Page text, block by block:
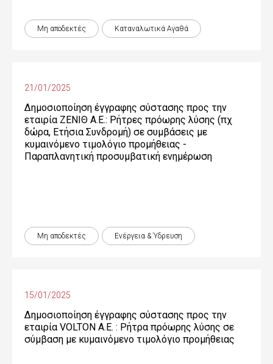
Μη αποδεκτές Καταναλωτικά Αγαθά
21/01/2025
Δημοσιοποίηση έγγραφης σύστασης προς την
εταιρία ΖΕΝΙΘ Α.Ε.: Ρήτρες πρόωρης λύσης (πχ
δώρα, Ετήσια Συνδρομή) σε συμβάσεις με
κυμαινόμενο τιμολόγιο προμήθειας -
Παραπλανητική προσυμβατική ενημέρωση
Μη αποδεκτές Ενέργεια & Ύδρευση
15/01/2025
Δημοσιοποίηση έγγραφης σύστασης προς την
εταιρία VOLTON Α.Ε. : Ρήτρα πρόωρης λύσης σε
σύμβαση με κυμαινόμενο τιμολόγιο προμήθειας